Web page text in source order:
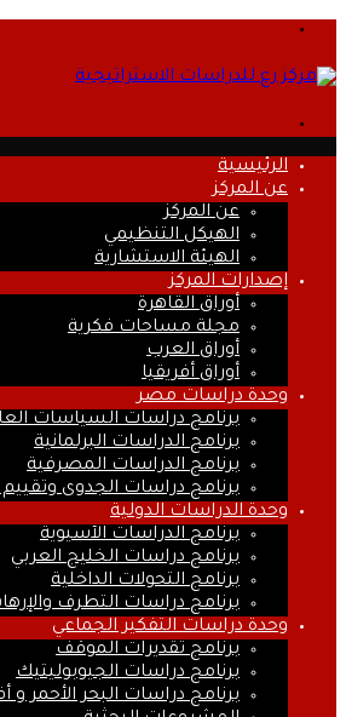
الرئيسية
عن المركز
عن المركز
الهيكل التنظيمي
الهيئة الاستشارية
إصدارات المركز
أوراق القاهرة
مجلة مساحات فكرية
أوراق العرب
أوراق أفريقيا
وحدة دراسات مصر
برنامج دراسات السياسات
برنامج الدراسات البرلمانية
برنامج الدراسات المصرفية
برنامج دراسات الجدوى
وحدة الدراسات الدولية
برنامج الدراسات الآسيوية
برنامج دراسات الخليج العربي
برنامج التحولات الداخلية
برنامج دراسات التطرف
وحدة دراسات التفكير الجماعي
برنامج تقديرات الموقف
برنامج دراسات الجيوبوليتيك
برنامج دراسات البحر الأحمر و